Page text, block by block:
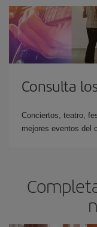
Consulta
Conciertos, teatro,
mejores eventos del